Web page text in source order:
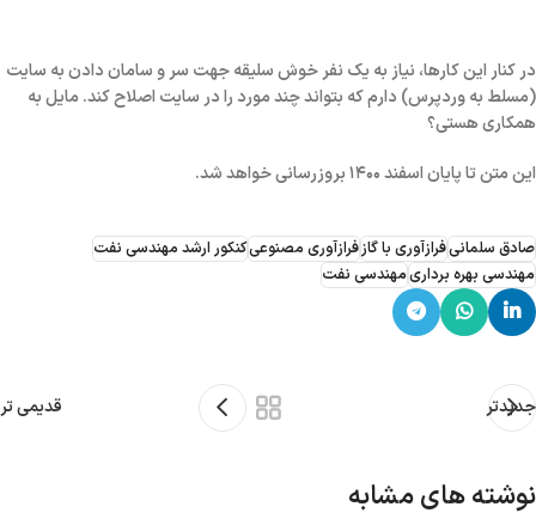
در کنار این کارها، نیاز به یک نفر خوش سلیقه جهت سر و سامان دادن به سایت
(مسلط به وردپرس) دارم که بتواند چند مورد را در سایت اصلاح کند. مایل به
همکاری هستی؟
این متن تا پایان اسفند ۱۴۰۰ بروزرسانی خواهد شد.
صادق سلمانیفرازآوری با گازفرازآوری مصنوعیکنکور ارشد مهندسی نفت
مهندسی بهره برداریمهندسی نفت
جدیدتر قدیمی تر
نوشته های مشابه